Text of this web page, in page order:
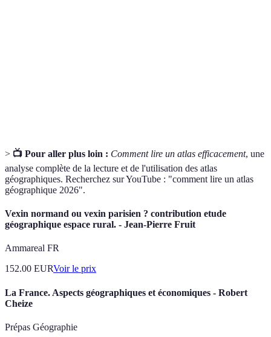
> 📺 Pour aller plus loin : Comment lire un atlas efficacement, une
analyse complète de la lecture et de l'utilisation des atlas
géographiques. Recherchez sur YouTube : "comment lire un atlas
géographique 2026".
Vexin normand ou vexin parisien ? contribution etude
géographique espace rural. - Jean-Pierre Fruit
Ammareal FR
152.00 EURVoir le prix
La France. Aspects géographiques et économiques - Robert
Cheize
Prépas Géographie